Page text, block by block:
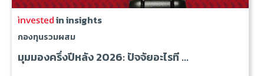
in insights
กองทุนรวมผสม
มุมมองครึ่งปีหลัง 2026: ปัจจัยอะไรที ...